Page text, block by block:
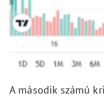
A második számú